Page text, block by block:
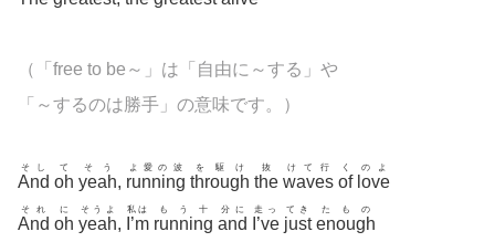
（「free to be～」は「自由に～する」や
「～するのは勝手」の意味です。）
And
そし
oh
て
yeah
そう
, running
よ愛の波
through
を駆け
the
抜
waves
けて行
of
く
love
のよ
And
それ
oh
に
yeah
そうよ
, I’m
私は
running
もう十
and
分に
I’ve
走っ
just
てき
enough
たもの